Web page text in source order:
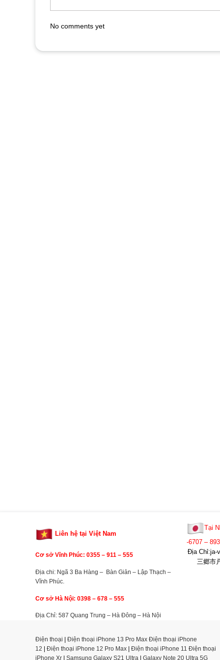
No comments yet
Liên hệ tại Việt Nam
Cơ sở Vĩnh Phúc: 0355 – 911 – 555
Địa chi: Ngã 3 Ba Hàng – Bàn Giản – Lập Thạch –
Vĩnh Phúc.
Cơ sở Hà Nội: 0398 – 678 – 555
Địa Chỉ: 587 Quang Trung – Hà Đông – Hà Nội
Tại
-6707 –
Địa Chỉ:ja-
三郷市
Điện thoại Điện thoại iPhone 13 Pro Max Điện thoại iPhone
12
Điện thoại iPhone 12 Pro Max Điện thoại iPhone 11 Điện thoại
iPhone Xr
Samsung Galaxy S21 Ultra Galaxy Note 20 Ultra 5G